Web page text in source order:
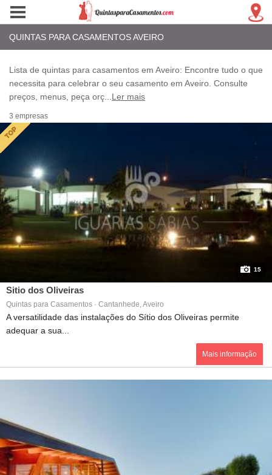
QUINTAS PARA CASAMENTOS AVEIRO
Lista de quintas para casamentos em Aveiro: Encontre tudo o que
necessita para celebrar o seu casamento em Aveiro. Consulte
preços, menus, peça orç
Ler mais
3 empresas
15
Sitio dos Oliveiras
Quintas para Casamentos · Cantanhede, Aveiro
A versatilidade das instalações do Sítio dos Oliveiras permite
adequar a sua...
Mais informação